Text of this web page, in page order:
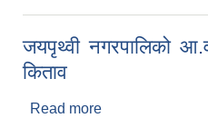
जयपृथ्वी नगरपालिको
किताव
Read more